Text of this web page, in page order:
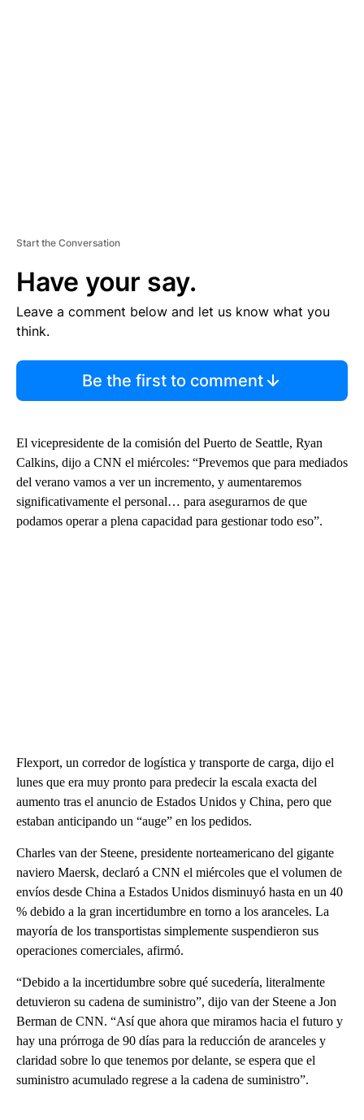
Start the Conversation
Have your say.
Leave a comment below and let us know what you
think.
Be the first to comment
El vicepresidente de la comisión del Puerto de Seattle, Ryan
Calkins, dijo a CNN el miércoles: “Prevemos que para mediados
del verano vamos a ver un incremento, y aumentaremos
significativamente el personal… para asegurarnos de que
podamos operar a plena capacidad para gestionar todo eso”.
Flexport, un corredor de logística y transporte de carga, dijo el
lunes que era muy pronto para predecir la escala exacta del
aumento tras el anuncio de Estados Unidos y China, pero que
estaban anticipando un “auge” en los pedidos.
Charles van der Steene, presidente norteamericano del gigante
naviero Maersk, declaró a CNN el miércoles que el volumen de
envíos desde China a Estados Unidos disminuyó hasta en un 40
% debido a la gran incertidumbre en torno a los aranceles. La
mayoría de los transportistas simplemente suspendieron sus
operaciones comerciales, afirmó.
“Debido a la incertidumbre sobre qué sucedería, literalmente
detuvieron su cadena de suministro”, dijo van der Steene a Jon
Berman de CNN. “Así que ahora que miramos hacia el futuro y
hay una prórroga de 90 días para la reducción de aranceles y
claridad sobre lo que tenemos por delante, se espera que el
suministro acumulado regrese a la cadena de suministro”.